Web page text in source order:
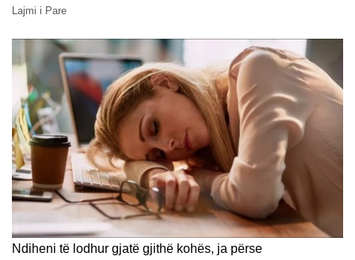
Lajmi i Pare
Ndiheni të lodhur gjatë gjithë kohës, ja përse